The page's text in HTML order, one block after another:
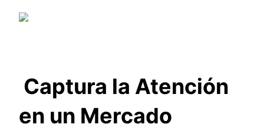
Captura la Atención
en un Mercado